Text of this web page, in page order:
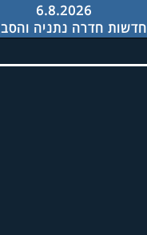
6.8.2026
חדשות חדרה נתניה